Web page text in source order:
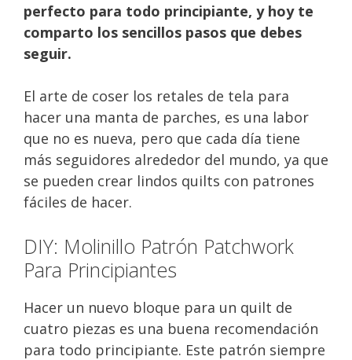
perfecto para todo principiante, y hoy te
comparto los sencillos pasos que debes
seguir.
El arte de coser los retales de tela para
hacer una manta de parches, es una labor
que no es nueva, pero que cada día tiene
más seguidores alrededor del mundo, ya que
se pueden crear lindos quilts con patrones
fáciles de hacer.
DIY: Molinillo Patrón Patchwork
Para Principiantes
Hacer un nuevo bloque para un quilt de
cuatro piezas es una buena recomendación
para todo principiante. Este patrón siempre